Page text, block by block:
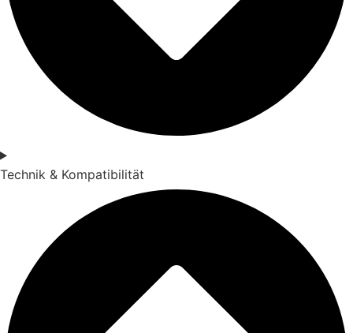
Technik & Kompatibilität